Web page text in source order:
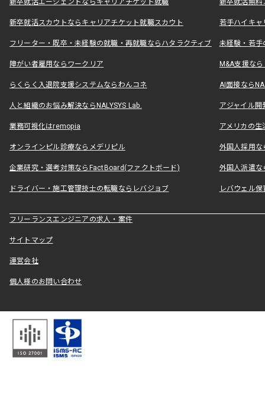
新卒就活エージェントならキャリアチケット就職 新卒就活無料
新卒就活スカウトならキャリアチケット就職スカウト 若手ハイキ
フリーター・既卒・未経験の就職・再就職ならハタラクティブ 未経験・若手
障がい者雇用ならワークリア M&A支援な
らくらく入退院支援システムならわんコネ AI面接なら
人と組織のお悩み解決ならNALYSYS Lab. アジャイル
業務可視化はremopia アメリカの
オンラインピル診療ならメデリピル 外国人採用
企業研究・選考対策ならFactBoard(ファクトボード) 外国人派遣な
ドライバー・施工管理技士の転職ならレバジョブ レバウェル
フリーランスエンジニアの求人・案件
サイトマップ
運営会社
個人様のお問い合わせ